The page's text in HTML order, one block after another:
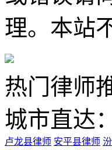
理。本站
热门律师
城市直达：
卢龙县律师 安平县律师